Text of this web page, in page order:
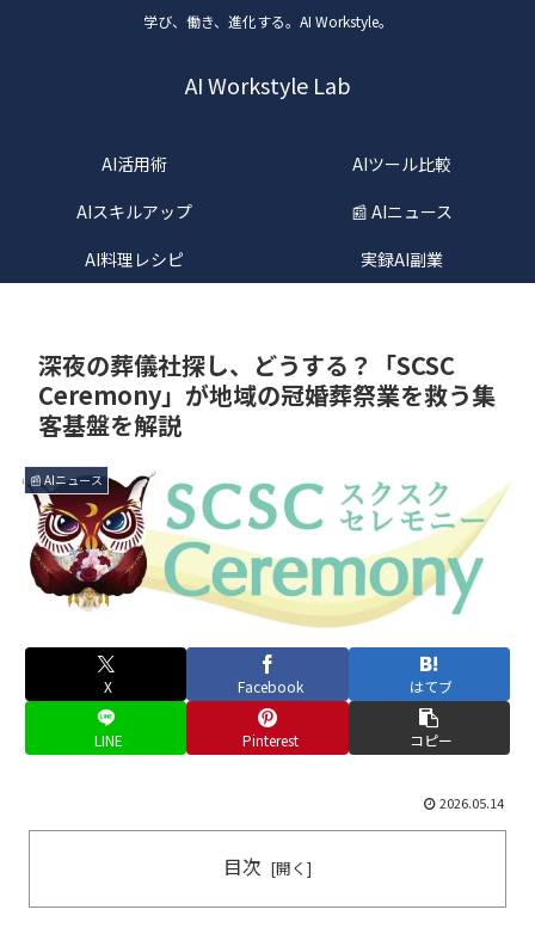
学び、働き、進化する。AI Workstyle。
AI Workstyle Lab
AI活用術
AIツール比較
AIスキルアップ
📰 AIニュース
AI料理レシピ
実録AI副業
深夜の葬儀社探し、どうする？「SCSC
Ceremony」が地域の冠婚葬祭業を救う集
客基盤を解説
📰 AIニュース
X Facebook はてブ
LINE Pinterest コピー
2026.05.14
目次